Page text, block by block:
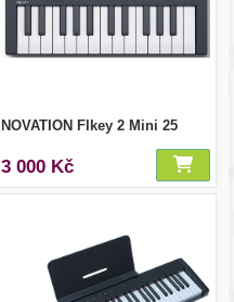
NOVATION Flkey 2 Mini 25
3 000 Kč